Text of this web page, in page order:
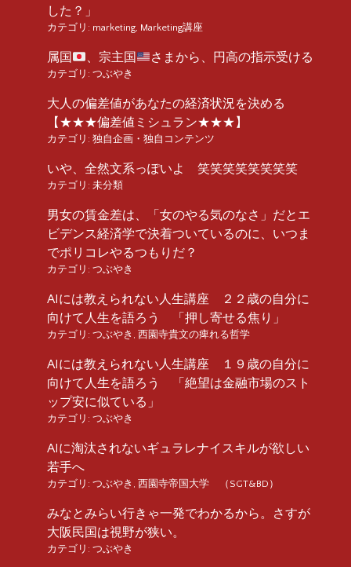
した？」
カテゴリ: marketing, Marketing講座
属国 、宗主国 さまから、円高の指示受ける
カテゴリ: つぶやき
大人の偏差値があなたの経済状況を決める
【★★★偏差値ミシュラン★★★】
カテゴリ: 独自企画・独自コンテンツ
いや、全然文系っぽいよ 笑笑笑笑笑笑笑笑
カテゴリ: 未分類
男女の賃金差は、「女のやる気のなさ」だとエ
ビデンス経済学で決着ついているのに、いつま
でポリコレやるつもりだ？
カテゴリ: つぶやき
AIには教えられない人生講座 ２２歳の自分に
向けて人生を語ろう 「押し寄せる焦り」
カテゴリ: つぶやき , 西園寺貴文の痺れる哲学
AIには教えられない人生講座 １９歳の自分に
向けて人生を語ろう 「絶望は金融市場のスト
ップ安に似ている」
カテゴリ: つぶやき
AIに淘汰されないギュラレナイスキルが欲しい
若手へ
カテゴリ: つぶやき , 西園寺帝国大学 （SGT&BD）
みなとみらい行きゃ一発でわかるから。さすが
大阪民国は視野が狭い。
カテゴリ: つぶやき